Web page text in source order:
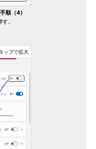
順（4）
。